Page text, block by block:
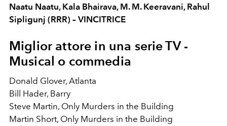
Naatu Naatu, Kala Bhairava, M. M. Keeravani, Rahul
Sipligunj (RRR) – VINCITRICE
Miglior attore in una serie TV -
Musical o commedia
Donald Glover, Atlanta
Bill Hader, Barry
Steve Martin, Only Murders in the Building
Martin Short, Only Murders in the Building